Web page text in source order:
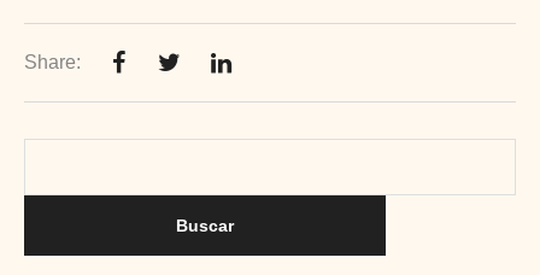
Share: